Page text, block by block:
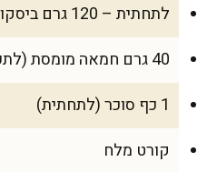
לתחתית – 120 גרם ביסקוויטים פתי בר קצוצים דק
40 גרם חמאה מומסת (לתערובת התחתית)
1 כף סוכר (לתחתית)
קורט מלח